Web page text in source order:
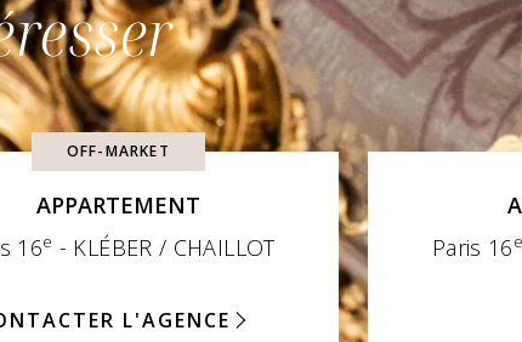
OFF-MARKET
APPARTEMENT
16e - KLÉBER / CHAILLOT
L'AGENCE
Paris 16